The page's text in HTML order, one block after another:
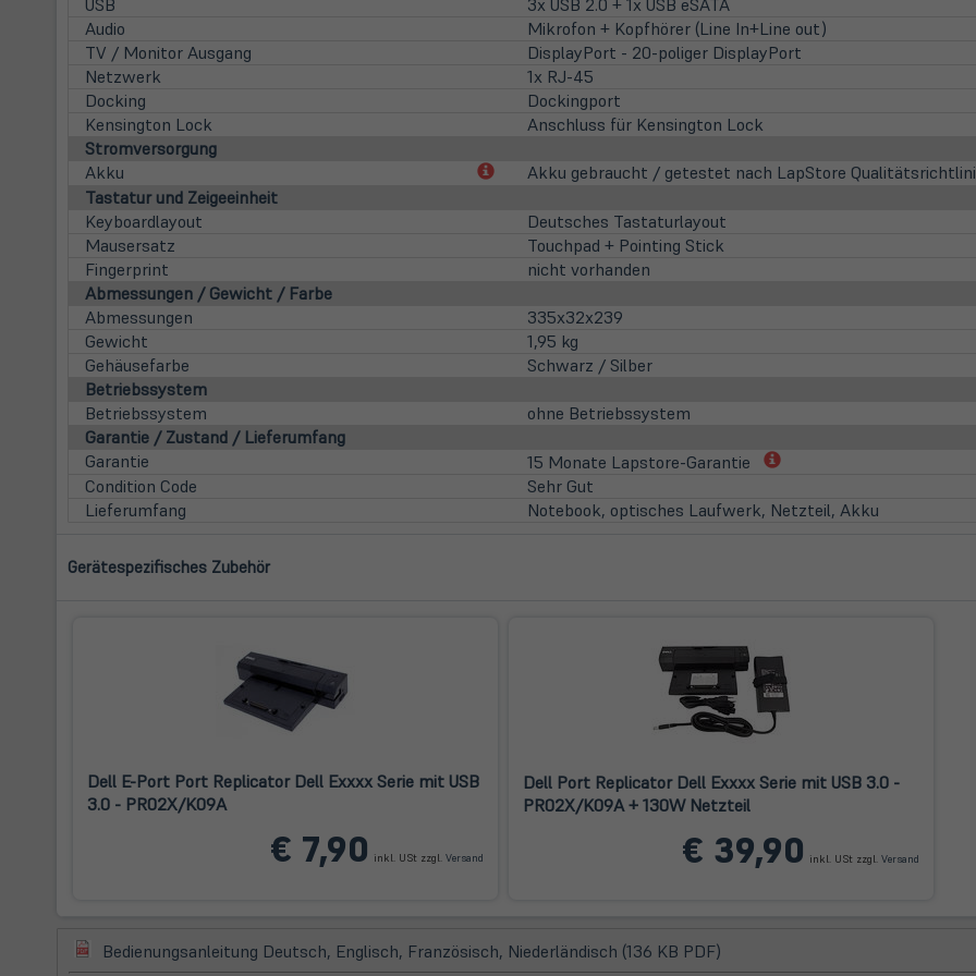
USB
3x USB 2.0 + 1x USB eSATA
Audio
Mikrofon + Kopfhörer (Line In+Line out)
TV / Monitor Ausgang
DisplayPort - 20-poliger DisplayPort
Netzwerk
1x RJ-45
Docking
Dockingport
Kensington Lock
Anschluss für Kensington Lock
Stromversorgung
Akku
(öffnet
neuem
Akku gebraucht / getestet nach LapStore
Tastatur und Zeigeeinheit
Keyboardlayout
Deutsches Tastaturlayout
Mausersatz
Touchpad + Pointing Stick
Fingerprint
nicht vorhanden
Abmessungen / Gewicht / Farbe
Abmessungen
335x32x239
Gewicht
1,95 kg
Gehäusefarbe
Schwarz / Silber
Betriebssystem
Betriebssystem
ohne Betriebssystem
Garantie / Zustand / Lieferumfang
Garantie
15 Monate Lapstore-Garantie
(öffnet
neuem
Condition Code
Sehr Gut
Lieferumfang
Notebook, optisches Laufwerk, Netzteil, Akku
Gerätespezifisches Zubehör
Dell E-Port Port Replicator Dell Exxxx Serie mit USB
3.0 - PR02X/K09A
€ 7,90 inkl. USt zzgl. Versand
Dell Port Replicator Dell Exxxx Serie mit USB 3.0 -
PR02X/K09A + 130W Netzteil
€ 39,90 inkl. USt zzgl. Versand
(öffnet
Bedienungsanleitung Deutsch, Englisch, Französisch, Niederländisch (136 KB PDF)